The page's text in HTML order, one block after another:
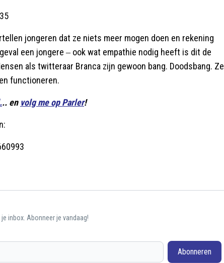
jongeren dat ze niets meer mogen doen en rekening
een jongere ‒ ook wat empathie nodig heeft is dit de
als twitteraar Branca zijn gewoon bang. Doodsbang. Ze
functioneren.
.. en volg me op Parler!
je inbox. Abonneer je vandaag!
Abonneren